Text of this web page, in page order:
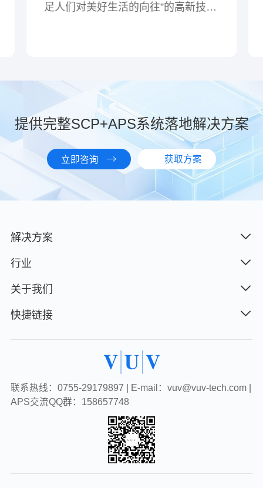
赛电池科技股份有限公司(股票简
动电源管理和移动动力控制技术产品
的研发、制造和销售。公司与国际、
国内一线品牌智能手机企业均有稳固
的合作关系，除大力发展中型电源管
理和智能控制业务外，于2015年发起
并控股成立了新的子公司——蓝微新
源，正式进军汽车电源系统领域。
提供完整SCP+APS系统落地解决方案
立即咨询 获取方案
解决方案
行业
关于我们
快捷链接
联系热线：0755-29179897 | E-mail：vuv@vuv-tech.com |
APS交流QQ群：158657748